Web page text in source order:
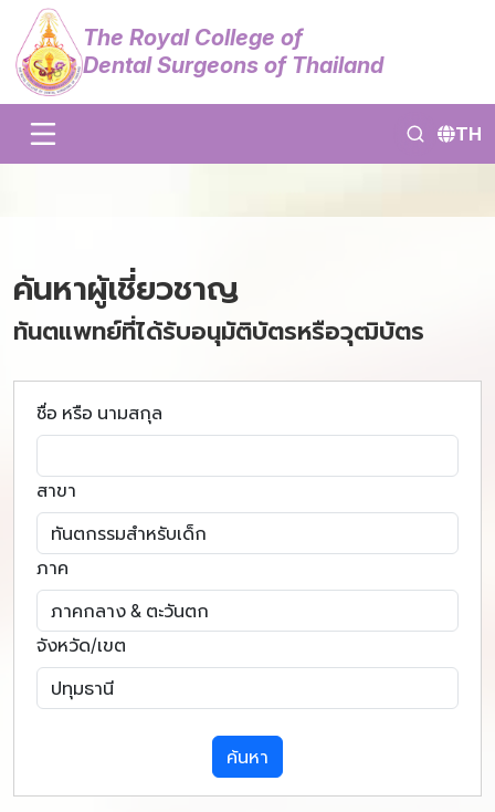
The Royal College of
Dental Surgeons of Thailand
TH
ค้นหาผู้เชี่ยวชาญ
ทันตแพทย์ที่ได้รับอนุมัติบัตรหรือวุฒิบัตร
ชื่อ หรือ นามสกุล
สาขา
ภาค
จังหวัด/เขต
ค้นหา